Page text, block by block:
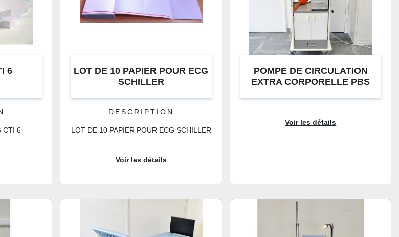
6
CTI 6
LOT DE 10 PAPIER POUR ECG
SCHILLER
DESCRIPTION
LOT DE 10 PAPIER POUR ECG SCHILLER
Voir les détails
POMPE DE CIRCULATION
EXTRA CORPORELLE PBS
Voir les détails